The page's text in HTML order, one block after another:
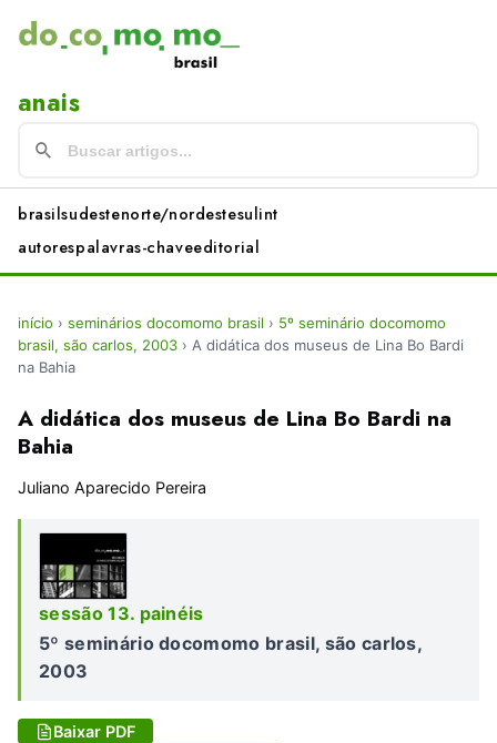
anais
brasilsudestenorte/nordestesulint
autorespalavras-chaveeditorial
início › seminários docomomo brasil › 5º seminário docomomo
brasil, são carlos, 2003 › A didática dos museus de Lina Bo Bardi
na Bahia
A didática dos museus de Lina Bo Bardi na
Bahia
Juliano Aparecido Pereira
sessão 13. painéis
5º seminário docomomo brasil, são carlos,
2003
Baixar PDF